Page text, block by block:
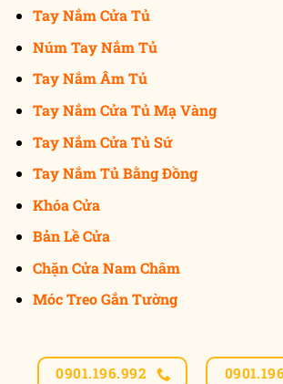
Tay Nắm Cửa Tủ
Núm Tay Nắm Tủ
Tay Nắm Âm Tủ
Tay Nắm Cửa Tủ Mạ Vàng
Tay Nắm Cửa Tủ Sứ
Tay Nắm Tủ Bằng Đồng
Khóa Cửa
Bản Lề Cửa
Chặn Cửa Nam Châm
Móc Treo Gắn Tường
0901.196.992